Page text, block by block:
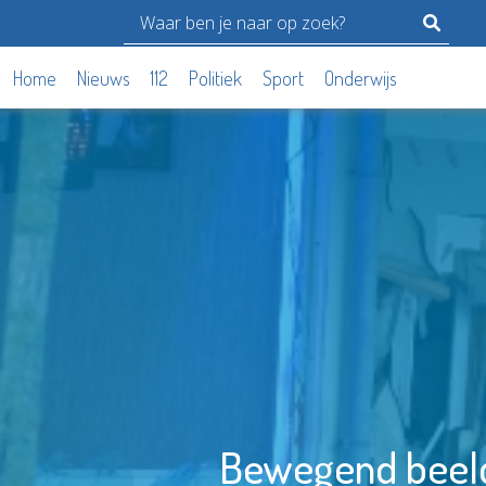
Home Nieuws 112 Politiek Sport Onderwijs
Bewegend